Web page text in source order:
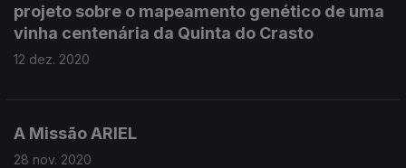
projeto sobre o mapeamento genético de uma
vinha centenária da Quinta do Crasto
12 dez. 2020
A Missão ARIEL
28 nov. 2020